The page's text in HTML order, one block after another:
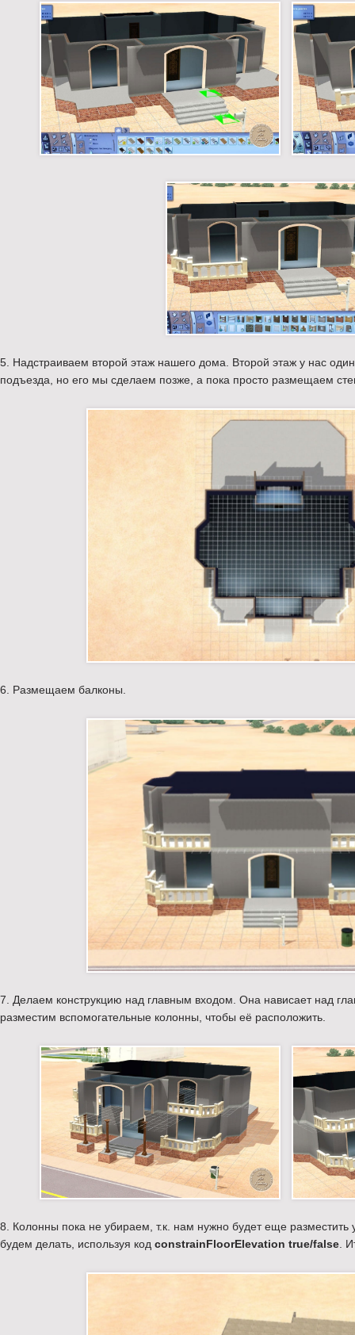
5. Надстраиваем второй этаж нашего дома. Второй этаж у нас
подъезда, но его мы сделаем позже, а пока просто размещаем
6. Размещаем балконы.
7. Делаем конструкцию над главным входом. Она нависает над
разместим вспомогательные колонны, чтобы её расположить.
8. Колонны пока не убираем, т.к. нам нужно будет еще
будем делать, используя код constrainFloorElevation true/false .